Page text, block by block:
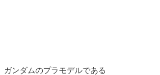
ンダムのプラモデルである